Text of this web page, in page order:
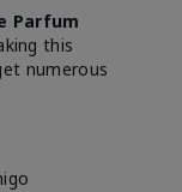
Parfum
this
numerous